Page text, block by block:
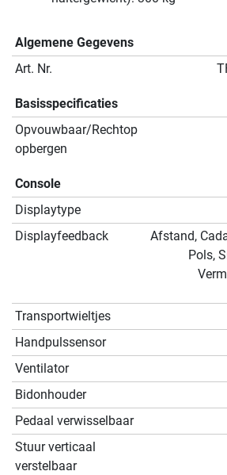
Algemene Gegevens
Art. Nr.
Basisspecificaties
Opvouwbaar/Rechtop
opbergen
Console
Displaytype
Displayfeedback
Afstand,
Pols,
Transportwieltjes
Handpulssensor
Ventilator
Bidonhouder
Pedaal verwisselbaar
Stuur verticaal
verstelbaar